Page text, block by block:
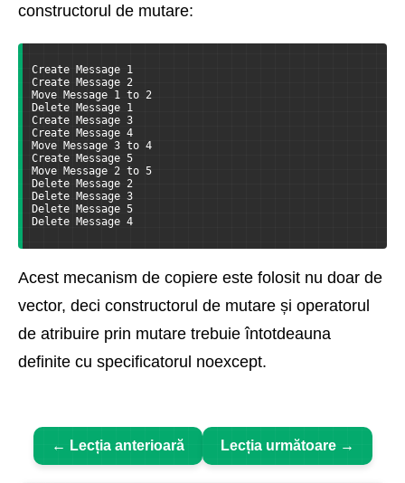
constructorul de mutare:
Create Message 1
Create Message 2
Move Message 1 to 2
Delete Message 1
Create Message 3
Create Message 4
Move Message 3 to 4
Create Message 5
Move Message 2 to 5
Delete Message 2
Delete Message 3
Delete Message 5
Delete Message 4
Acest mecanism de copiere este folosit nu doar de
vector, deci constructorul de mutare și operatorul
de atribuire prin mutare trebuie întotdeauna
definite cu specificatorul noexcept.
← Lecția anterioară Lecția următoare →